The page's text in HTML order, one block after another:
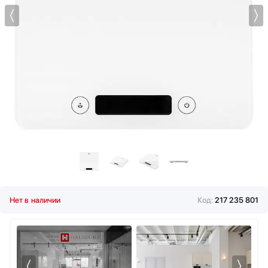
Паровые шкафы для одежды
Парогенераторы
Профессиональные посудомоечные машины
Системы кипячения воды AquaHot
Смесители
Соковыжималки
Нет в наличии Код: 217 235 801